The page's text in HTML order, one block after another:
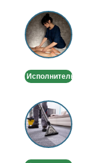
Массаж
лица
и
тела
Исполнитель
Химчистка
ковров
на
дому/